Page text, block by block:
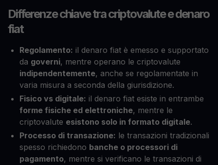
Differenze chiave tra criptovalute e denaro
fiat
Regolamento: il denaro fiat è emesso e supportato
da governi, mentre operano le criptovalute
indipendentemente, anche se regolamentate in
varia misura a seconda della giurisdizione.
Fisico vs digitale: il denaro fiat esiste in entrambe
forme fisiche ed elettroniche, mentre le
criptovalute esistono solo in formato digitale.
Processo di transazione: le transazioni tradizionali
spesso richiedono banche o processori di
pagamento, mentre si verificano le transazioni di